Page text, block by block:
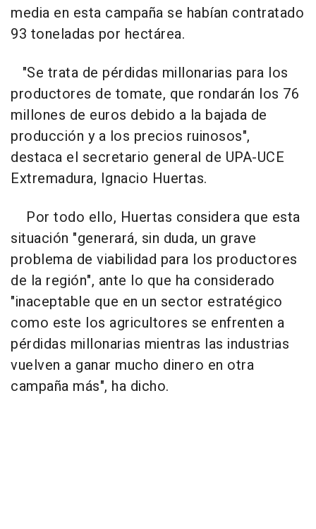
media en esta campaña se habían contratado
93 toneladas por hectárea.
"Se trata de pérdidas millonarias para los
productores de tomate, que rondarán los 76
millones de euros debido a la bajada de
producción y a los precios ruinosos",
destaca el secretario general de UPA-UCE
Extremadura, Ignacio Huertas.
Por todo ello, Huertas considera que esta
situación "generará, sin duda, un grave
problema de viabilidad para los productores
de la región", ante lo que ha considerado
"inaceptable que en un sector estratégico
como este los agricultores se enfrenten a
pérdidas millonarias mientras las industrias
vuelven a ganar mucho dinero en otra
campaña más", ha dicho.